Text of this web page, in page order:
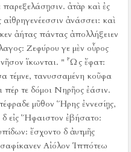
ἀτὰρ καὶ ἐς
αἰθρηγενέεσσιν ἀνάσσει: καὶ
ἀήτας πάντας ἀπολλήξειεν
Ζεφύρου γε μὲν οὖρος
ἵκωνται. " Ὧς ἔφατ:
τέμνε, τανυσσαμένη κοῦφα
πέρ τε δόμοι Νηρῆος ἐάσιν.
μῦθον Ἥρης ἐννεσίῃς,
δ εἰς Ἥφαιστον ἐβήσατο:
ἔσχοντο δ ἀυτμῆς
Αἰόλον Ἱππότεω